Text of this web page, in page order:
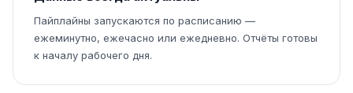
Пайплайны запускаются по расписанию —
ежеминутно, ежечасно или ежедневно. Отчёты готовы
к началу рабочего дня.